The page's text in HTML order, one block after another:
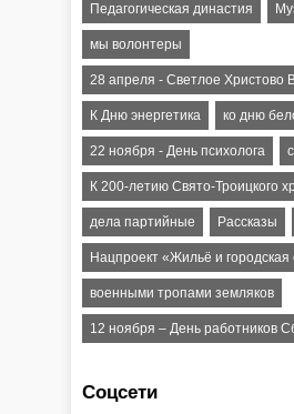
Педагогическая династия
мы волонтеры
28 апреля - Светлое Христово
К Дню энергетика ко дню
22 ноября - День психолога
К 200-летию Свято-Троицкого
дела партийные Рассказы
Нацпроект «Жильё и городская
военными тропами земляков
12 ноября – День работников
Соцсети